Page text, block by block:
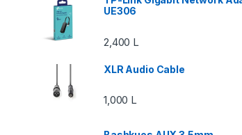
UE306
2,400 L
XLR Audio Cable
1,000 L